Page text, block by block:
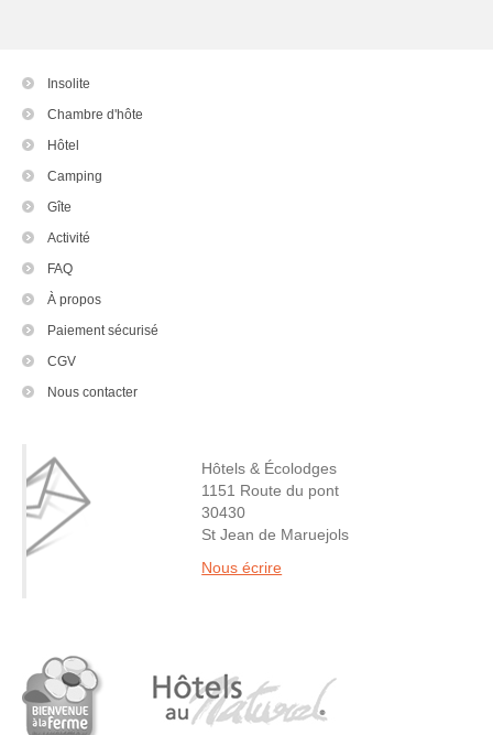
Insolite
Chambre d'hôte
Hôtel
Camping
Gîte
Activité
FAQ
À propos
Paiement sécurisé
CGV
Nous contacter
Hôtels & Écolodges
1151 Route du pont
30430
St Jean de Maruejols
Nous écrire